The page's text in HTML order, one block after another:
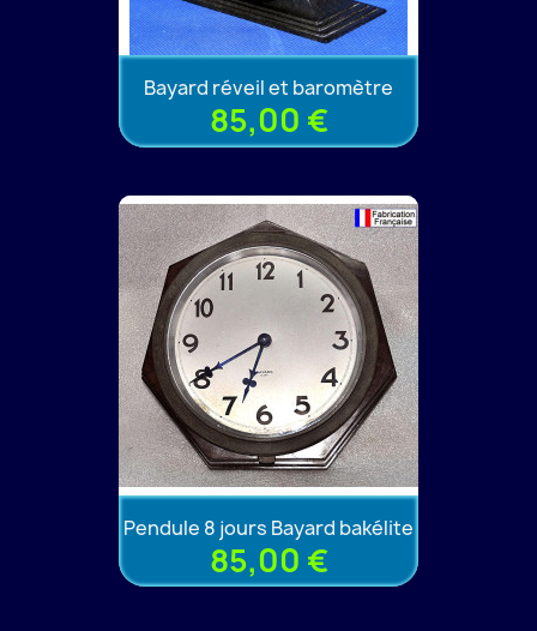
Bayard réveil et baromètre
85,00 €
Pendule 8 jours Bayard bakélite
85,00 €